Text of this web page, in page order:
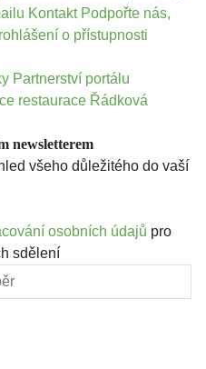
Kontakt Podpořte nás,
o přístupnosti
Partnerství portálu
restaurace Řádková
newsletterem
všeho důležitého do vaší
osobních údajů pro
sdělení